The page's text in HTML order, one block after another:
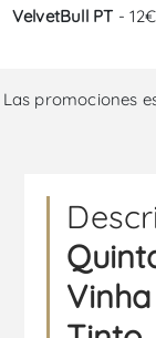
VelvetBull PT -
Las promociones